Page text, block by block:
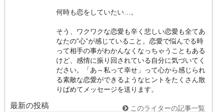
何時も恋をしていたい…。
そう、ワクワクな恋愛も辛く悲しい恋愛も全てあ
なたの”心”が感じていること。恋愛で悩んでる時
って相手の事がわかんなくなっちゃうこともある
けど、感情に振り回されている自分に気づいてく
ださい。「あ～私って幸せ」って心から感じられ
る素敵な恋愛ができるようなヒントをたくさん散
りばめてメッセージを送ります。
最新の投稿 このライターの記事一覧